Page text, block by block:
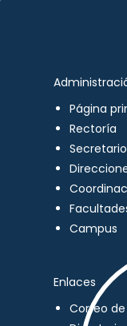
Página
Rectoría
Campus
Enlaces
Correo